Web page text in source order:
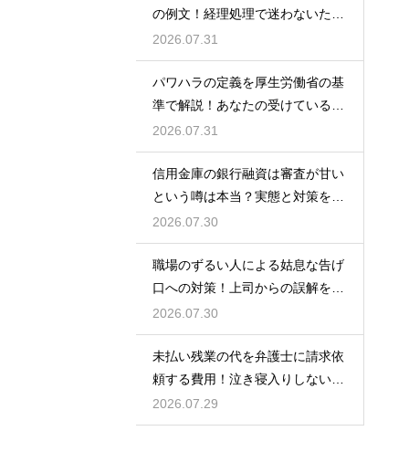
の例文！経理処理で迷わないため
の知識
2026.07.31
パワハラの定義を厚生労働省の基
準で解説！あなたの受けている行
為は該当する？
2026.07.31
信用金庫の銀行融資は審査が甘い
という噂は本当？実態と対策を徹
底解説
2026.07.30
職場のずるい人による姑息な告げ
口への対策！上司からの誤解を解
いて自分の身の潔白を証明する手
順
2026.07.30
未払い残業の代を弁護士に請求依
頼する費用！泣き寝入りしないた
めの知識
2026.07.29